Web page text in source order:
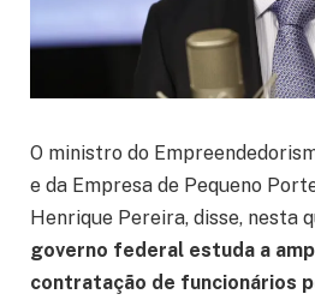
O ministro do
e da Empresa de Pequeno
Henrique Pereira, disse, nesta
governo federal estuda a
contratação de funcionários